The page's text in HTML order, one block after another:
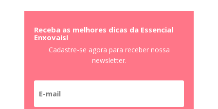
Receba as melhores dicas da Essencial
Enxovais!
Cadastre-se agora para receber nossa
newsletter.